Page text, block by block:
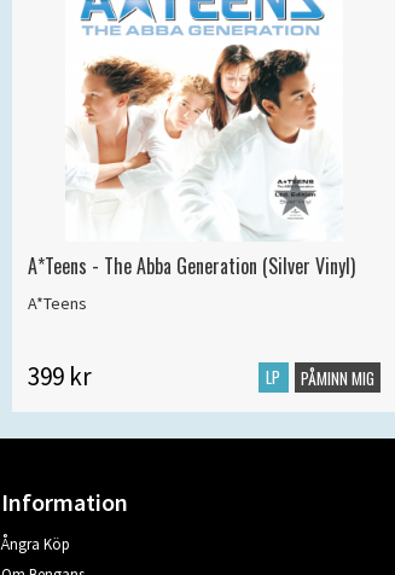
A*Teens - The Abba Generation (Silver Vinyl)
A*Teens
399 kr LP PÅMINN MIG
Information
Ångra Köp